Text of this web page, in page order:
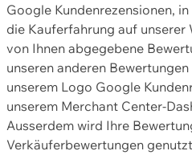
Google Kundenrezensionen,
die Kauferfahrung auf unserer
von Ihnen abgegebene
unseren anderen
unserem Logo Google
unserem Merchant Center-
Ausserdem wird Ihre
Verkäuferbewertungen